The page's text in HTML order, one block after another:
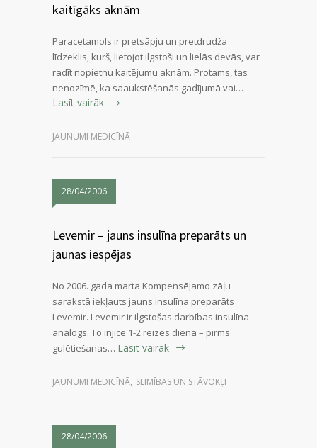
kaitīgāks aknām
Paracetamols ir pretsāpju un pretdrudža
līdzeklis, kurš, lietojot ilgstoši un lielās devās, var
radīt nopietnu kaitējumu aknām. Protams, tas
nenozīmē, ka saaukstēšanās gadījumā vai…
Lasīt vairāk
JAUNUMI MEDICĪNĀ
28/04/2006
Levemir – jauns insulīna preparāts un
jaunas iespējas
No 2006. gada marta Kompensējamo zāļu
sarakstā iekļauts jauns insulīna preparāts
Levemir. Levemir ir ilgstošas darbības insulīna
analogs. To injicē 1-2 reizes dienā – pirms
gulētiešanas… Lasīt vairāk
JAUNUMI MEDICĪNĀ, SLIMĪBAS UN STĀVOKĻI
28/04/2006